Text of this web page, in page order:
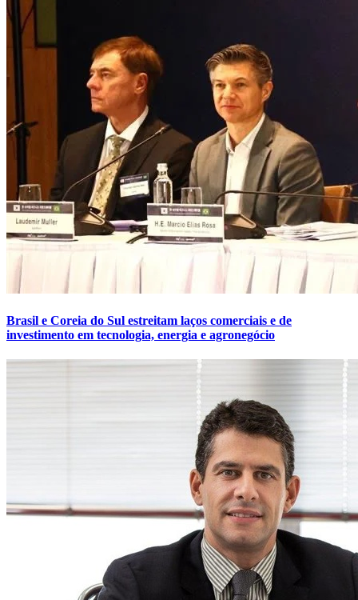
Brasil e Coreia do Sul estreitam laços comerciais e de
investimento em tecnologia, energia e agronegócio